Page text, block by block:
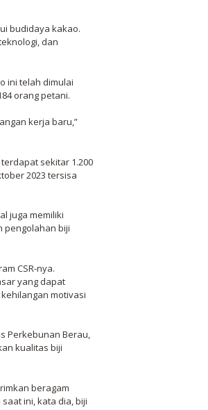
budidaya kakao.
dan
ini telah dimulai
orang petani.
kerja baru,”
sekitar 1.200
2023 tersisa
juga memiliki
pengolahan biji
CSR-nya.
yang dapat
motivasi
Perkebunan Berau,
kualitas biji
beragam
ini, kata dia, biji